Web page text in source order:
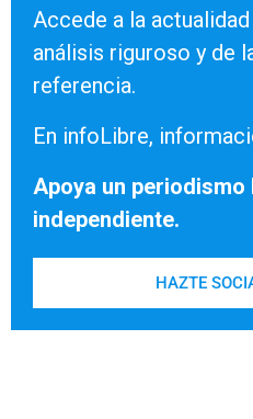
Accede a la
análisis riguroso y de
referencia.
En infoLibre,
Apoya un periodismo
independiente.
HAZTE